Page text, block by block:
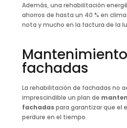
Además, una rehabilitación
ahorros de hasta un 40 % en
nota y mucho en la factura de la
fachadas
La rehabilitación de fachadas no
imprescindible un plan de
fachadaspara garantizar que el
perdure en el tiempo.